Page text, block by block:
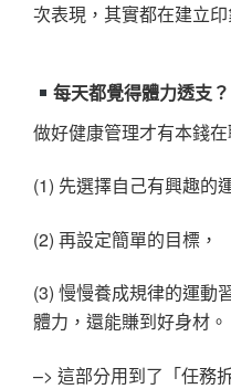
次表現，其實都在建立印
每天都覺得體力透支？
做好健康管理才有本錢在
(1) 先選擇自己有興趣的
(2) 再設定簡單的目標，
(3) 慢慢養成規律的運動
體力，還能賺到好身材。
–> 這部分用到了「任務